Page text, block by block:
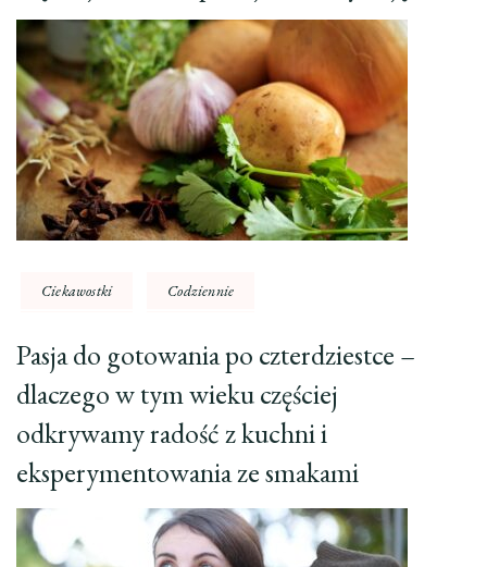
Ciekawostki Codziennie
Pasja do gotowania po czterdziestce –
dlaczego w tym wieku częściej
odkrywamy radość z kuchni i
eksperymentowania ze smakami